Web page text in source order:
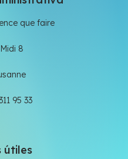
que faire
8
95 33
útiles